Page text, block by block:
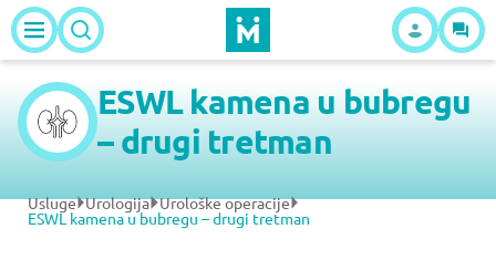
ESWL kamena u bubregu
– drugi tretman
Usluge Urologija Urološke operacije
ESWL kamena u bubregu – drugi tretman